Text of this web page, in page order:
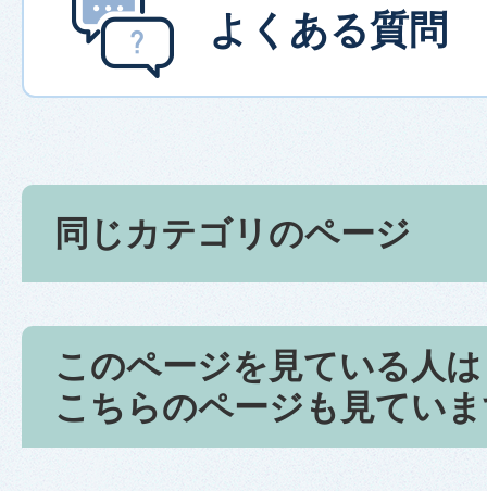
よくある質問
同じカテゴリのページ
このページを見ている人は
こちらのページも見てい